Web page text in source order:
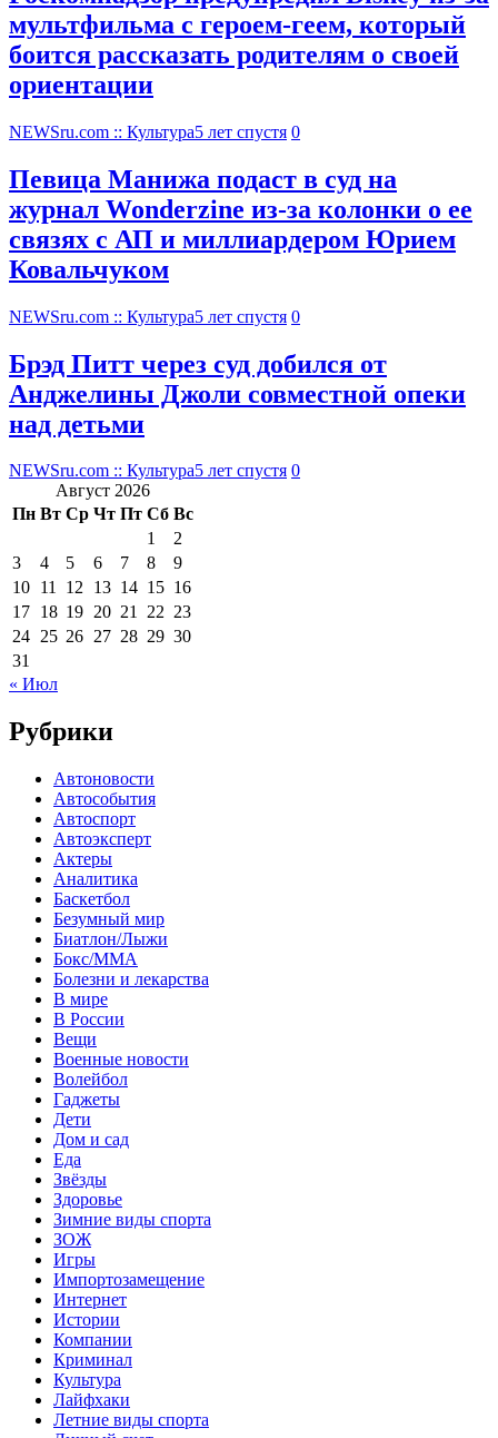
мультфильма c героем-геем, который
боится рассказать родителям о своей
ориентации
NEWSru.com :: Культура5 лет спустя 0
Певица Манижа подаст в суд на
журнал Wonderzine из-за колонки о ее
связях с АП и миллиардером Юрием
Ковальчуком
NEWSru.com :: Культура5 лет спустя 0
Брэд Питт через суд добился от
Анджелины Джоли совместной опеки
над детьми
NEWSru.com :: Культура5 лет спустя 0
Август 2026
Пн Вт Ср Чт Пт Сб Вс
1
2
3
4 5 6 7 8
9
10 11 12 13 14 15 16
17 18 19 20 21 22 23
24 25 26 27 28 29 30
31
« Июл
Рубрики
Автоновости
Автособытия
Автоспорт
Автоэксперт
Актеры
Аналитика
Баскетбол
Безумный мир
Биатлон/Лыжи
Бокс/MMA
Болезни и лекарства
В мире
В России
Вещи
Военные новости
Волейбол
Гаджеты
Дети
Дом и сад
Еда
Звёзды
Здоровье
Зимние виды спорта
ЗОЖ
Игры
Импортозамещение
Интернет
Истории
Компании
Криминал
Культура
Лайфхаки
Летние виды спорта